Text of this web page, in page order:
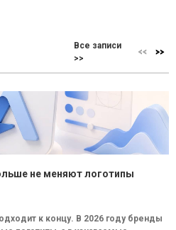
Все записи
>>
не меняют логотипы
к концу. В 2026 году бренды